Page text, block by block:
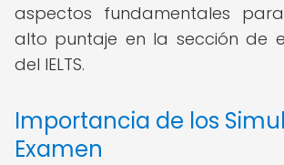
aspectos fundamentales
alto puntaje en la sección de
del IELTS.
Importancia de los
Examen